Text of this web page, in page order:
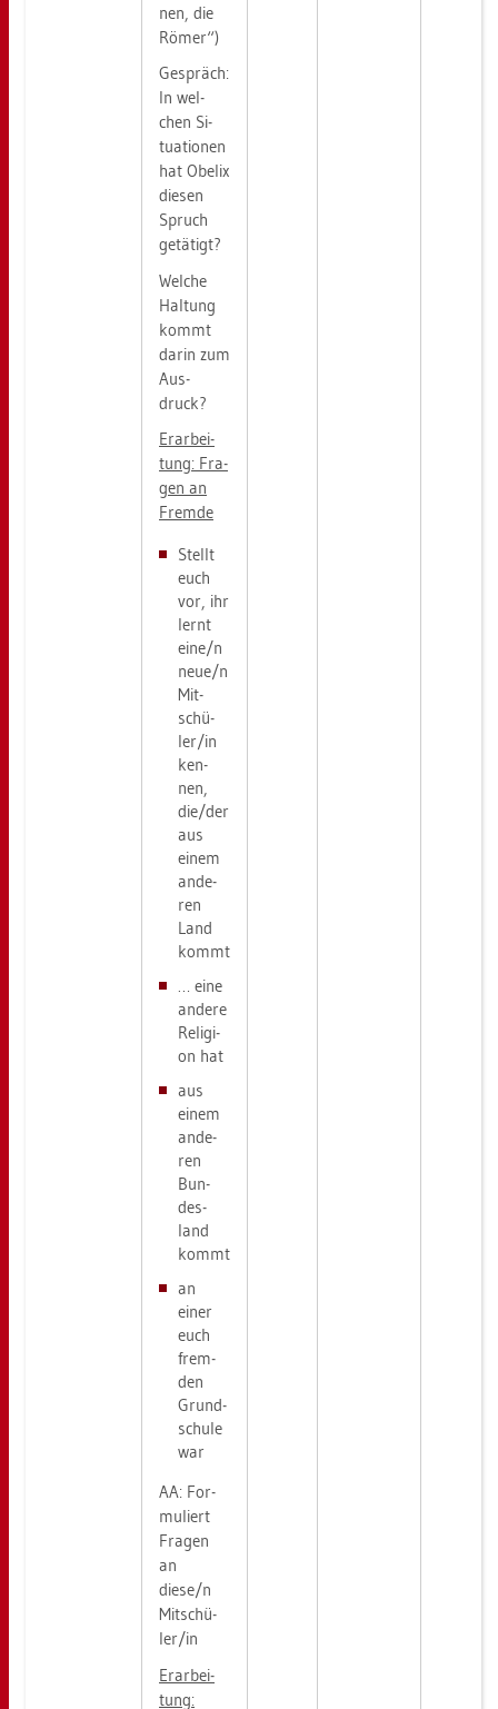
nen, die
Römer“)
Ge­spräch:
In wel­
chen Si­
tua­tio­nen
hat Obe­lix
die­sen
Spruch
ge­tä­tigt?
Wel­che
Hal­tung
kommt
darin zum
Aus­
druck?
Er­ar­bei­
tung: Fra­
gen an
Frem­de
Stellt
euch
vor, ihr
lernt
eine/n
neue/n
Mit­
schü­
ler/in
ken­
nen,
die/der
aus
einem
an­de­
ren
Land
kommt
… eine
an­de­re
Re­li­gi­
on hat
aus
einem
an­de­
ren
Bun­
des­
land
kommt
an
einer
euch
frem­
den
Grund­
schu­le
war
AA: For­
mu­liert
Fra­gen
an
diese/n
Mit­schü­
ler/in
Er­ar­bei­
tung: